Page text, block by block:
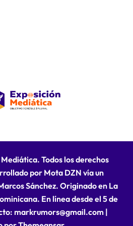
Todos los derechos
por Mota DZN vía un
Sánchez. Originado en La
En línea desde el 5 de
markrumors@gmail.com|